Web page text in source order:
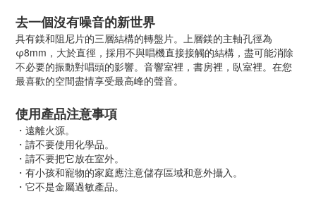
去一個沒有噪音的新世界
具有鎂和阻尼片的三層結構的轉盤片。上層鎂的主軸孔徑為
φ8mm，大於直徑，採用不與唱機直接接觸的結構，盡可能消除
不必要的振動對唱頭的影響。音響室裡，書房裡，臥室裡。在您
最喜歡的空間盡情享受最高峰的聲音。
使用產品注意事項
・遠離火源。
・請不要使用化學品。
・請不要把它放在室外。
・有小孩和寵物的家庭應注意儲存區域和意外攝入。
・它不是金屬過敏產品。